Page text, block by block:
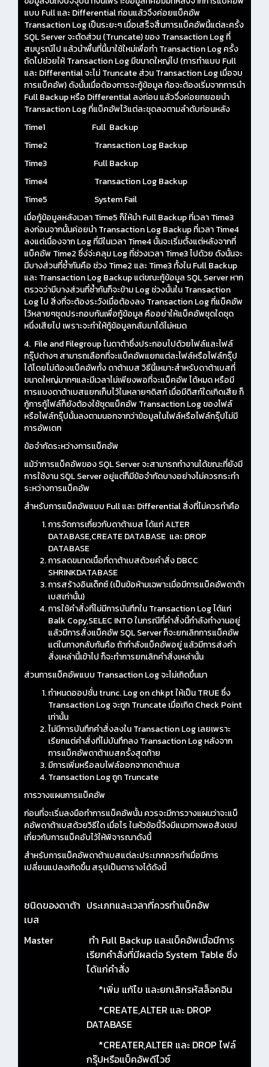
แบบ Full และ Differential ก่อนแล้วจึงค่อยแบ็คอัพ
Transaction Log เป็นระยะๆ เมื่อเสร็จสิ้นการแบ็คอัพนี้แต่ละครั้ง
SQL Server จะตัดส่วน (Truncate) ของ Transaction Log ที่
สมบูรณ์ไป แล้วนำพื้นที่นี้มาใช้ใหม่เพื่อทำ Transaction Log ครั้ง
ถัดไปช่วยให้ Transaction Log มีขนาดใหญ่ไป (การทำแบบ Full
และ Differential จะไม่ Truncate ส่วน Transaction Log เมื่อจบ
การแบ็คอัพ) ดังนั้นเมื่อต้องการจะกู้ข้อมูล ก้อจะต้องเริ่มจากการนำ
Full Backup หรือ Differential ลงก่อน แล้วจึ่งค่อยทยอยนำ
Transaction Log ที่แบ็คอัพไว้แต่ละชุดลงตามลำดับก่อนหลัง
Time1 Full Backup
Time2 Transaction Log Backup
Time3 Full Backup
Time4 Transaction Log Backup
Time5 System Fail
เมื่อกู้ข้อมูลหลังเวลา Time5 ก็ให้นำ Full Backup ที่เวลา Time3
ลงก่อนจากนั้นค่อยนำ Transaction Log Backup ที่เวลา Time4
ลงแต่เนื่องจาก Log ที่มีในเวลา Time4 นั้นจะเริ่มตั้งแต่หลังจากที่
แบ็คอัพ Time2 ซึ่ง่จ่ะคลุม Log ที่ช่วงเวลา Time3 ไปด้วย ดังนั้นจะ
มีบางส่วนที่ซ้ำกันคือ ช่วง Time2 และ Time3 ทั้งใน Full Backup
และ Transaction Log Backup แต่ขณะกู้ข้อมูล SQL Server หาก
ตรวจว่ามีบางส่วนที่ซ้ำกันก็จะข้าม Log ช่วงนั้นใน Transaction
Log ไป สิ่งที่จะต้องระวังเมื่อต้องลง Transaction Log ที่แบ็คอัพ
ไว้หลายๆชุดประกอบกันเพื่อกู้ข้อมูล คืออย่าให้แบ็คอัพชุดใดชุด
หนึ่งเสียไป เพราะจะทำให้กู้ข้อมูลกลับมาได้ไม่หมด
4. File and Filegroup ในดาต้าซึ่งประกอบไปด้วยไฟล์และไฟล์
กรุ๊ปต่างๆ สามารถเลือกที่จะแบ็คอัพแยกแต่ละไฟล์หรือไฟล์กรุ๊ป
ได้โดยไม่ต้องแบ็คอัพทั้ง ดาต้าเบส วิธีนี้เหมาะสำหรับดาต้าเบสที่
ขนาดใหญ่มากๆและมีเวลาไม่เพียงพอที่จะแบ็คอัพ ได้หมด หรือมี
การแบงดาต้าเบสแยกเก็บไว้ในหลายๆดิสก์ เมื่อมีดิสก์ใดเกิดเสีย ก็
กู้การกู้ไฟล์ก็ยังต้องใช้ชุดแบ็คอัพ Transaction Log ของไฟล์
หรือไฟล์กรุ๊ปนั้นลงตามนอกจากว่าข้อมูลในไฟล์หรือไฟล์กรุ๊ปไม่มี
การอัพเดท
ข้อจำกัดระหว่างการแบ็คอัพ
แม้ว่าการแบ็คอัพของ SQL Server จะสามารถทำงานได้ขณะที่ยังมี
การใช้งาน SQL Server อยู่แต่ก็มีข้อจำกัดบางอย่างไม่ควรกระทำ
ระหว่างการแบ็คอัพ
สำหรับการแบ็คอัพแบบ Full และ Differential สิ่งที่ไม่ควรทำคือ
การจัดการเกี่ยวกับดาต้าเบส ได้แก่ ALTER
DATABASE,CREATE DATABASE และ DROP
DATABASE
การลดขนาดเนื้อที่ดาต้าเบสด้วยคำสั่ง DBCC
SHRINKDATABASE
การสร้างอินเด็กซ์ (เป็นข้อห้ามเฉพาะเมื่อมีการแบ็คอัพดาต้า
เบสเท่านั้น)
การใช้คำสั่งที่ไม่มีการบันทึกใน Transaction Log ได้แก่
Balk Copy,SELEC INTO ในกรณีที่คำสั่งนี้กำลังทำงานอยู่
แล้วมีการสั่งแบ็คอัพ SQL Server ก็จะยกเลิกการแบ็คอัพ
แต่ในทางกลับกันคือ ถ้ากำลังแบ็คอัพอยู่ แล้วมีการส่งคำ
สั่งเหล่านี้เข้าไป ก็จะทำการยกเลิกคำสั่งเหล่านั้น
ส่วนการแบ็คอัพแบบ Transaction Log จะไม่เกิดขึ้นมา
กำหนดออปชั่น trunc. Log on chkpt ให้เป็น TRUE ซึ่ง
Transaction Log จะถูก Truncate เมื่อเกิด Check Point
เท่านั้น
ไม่มีการบันทึกคำสั่งลงใน Transaction Log เลยเพราะ
เรียกแต่คำสั่งที่ไม่บันทึกลง Transaction Log หลังจาก
การแบ็คอัพดาต้าเบสครั้งสุดท้าย
มีการเพิ่มหรือลบไฟล์ออกจากดาต้าเบส
Transaction Log ถูก Truncate
การวางแผนการแบ็คอัพ
ก่อนที่จะเริ่มลงมือทำการแบ็คอัพนั้น ควรจะมีการวางแผนว่าจะแบ็
คอัพดาต้าเบสด้วยวิธีใด เมื่อไร ในหัวข้อนี้จึงมีแนวทางพอสังเขป
เกี่ยวกับการแบ็คอับไว้ให้พิจารณาดังนี้
สำหรับการแบ็คอัพดาต้าเบสแต่ละประเภทควรทำเมื่อมีการ
เปลี่ยนแปลงเกิดขึ้น สรุปเป็นตารางได้ดังนี้
ชนิดของดาต้า
เบส
ประเภทและเวลาที่ควรทำแบ็คอัพ
Master
ทำ Full Backup และแบ็คอัพเมื่อมีการ
เรียกคำสั่งที่มีผลต่อ System Table ซึ่ง
ได้แก่คำสั่ง
*เพิ่ม แก้ไข และยกเลิกรหัสล็อคอิน
*CREATE,ALTER และ DROP
DATABASE
*CREATER,ALTER และ DROP ไฟล์
กรุ๊ปหรือแบ็คอัพดีไวซ์